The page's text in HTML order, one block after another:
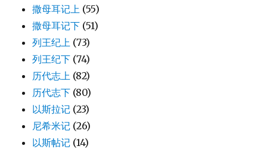
撒母耳记上 (55)
撒母耳记下 (51)
列王纪上 (73)
列王纪下 (74)
历代志上 (82)
历代志下 (80)
以斯拉记 (23)
尼希米记 (26)
以斯帖记 (14)